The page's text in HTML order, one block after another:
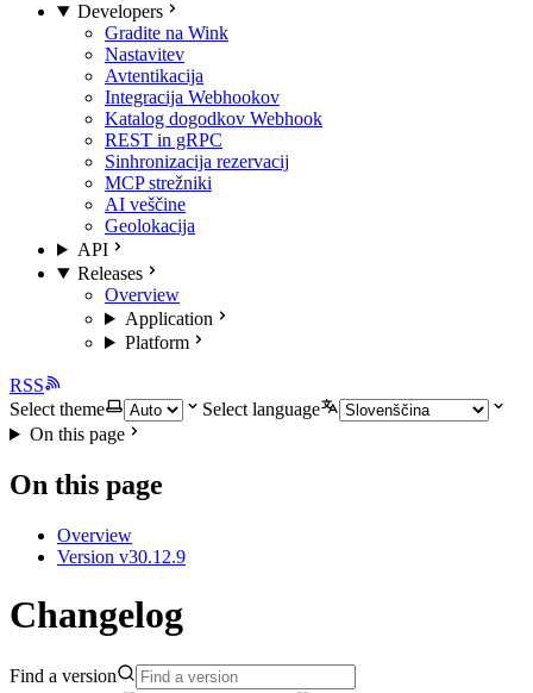
Developers
Gradite na Wink
Nastavitev
Avtentikacija
Integracija Webhookov
Katalog dogodkov Webhook
REST in gRPC
Sinhronizacija rezervacij
MCP strežniki
AI veščine
Geolokacija
API
Releases
Overview
Application
Platform
RSS
Select theme
Select language
On this page
On this page
Overview
Version v30.12.9
Changelog
Find a version